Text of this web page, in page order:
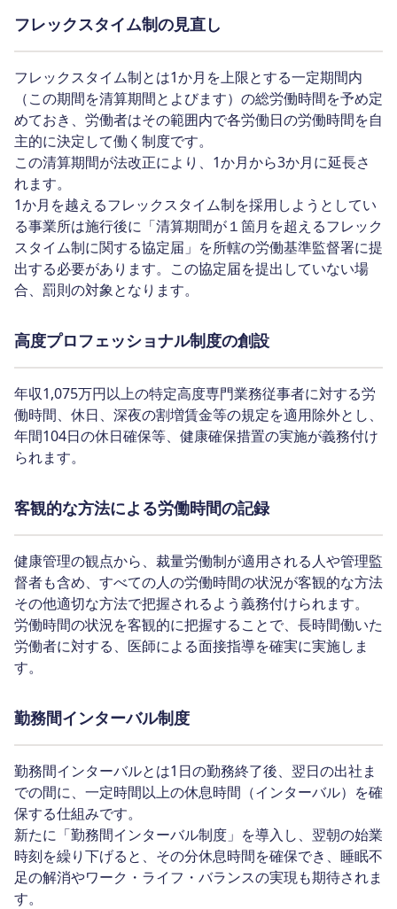
フレックスタイム制の見直し
フレックスタイム制とは1か月を上限とする一定期間内
（この期間を清算期間とよびます）の総労働時間を予め定
めておき、労働者はその範囲内で各労働日の労働時間を自
主的に決定して働く制度です。
この清算期間が法改正により、1か月から3か月に延長さ
れます。
1か月を越えるフレックスタイム制を採用しようとしてい
る事業所は施行後に「清算期間が１箇月を超えるフレック
スタイム制に関する協定届」を所轄の労働基準監督署に提
出する必要があります。この協定届を提出していない場
合、罰則の対象となります。
高度プロフェッショナル制度の創設
年収1,075万円以上の特定高度専門業務従事者に対する労
働時間、休日、深夜の割増賃金等の規定を適用除外とし、
年間104日の休日確保等、健康確保措置の実施が義務付け
られます。
客観的な方法による労働時間の記録
健康管理の観点から、裁量労働制が適用される人や管理監
督者も含め、すべての人の労働時間の状況が客観的な方法
その他適切な方法で把握されるよう義務付けられます。
労働時間の状況を客観的に把握することで、長時間働いた
労働者に対する、医師による面接指導を確実に実施しま
す。
勤務間インターバル制度
勤務間インターバルとは1日の勤務終了後、翌日の出社ま
での間に、一定時間以上の休息時間（インターバル）を確
保する仕組みです。
新たに「勤務間インターバル制度」を導入し、翌朝の始業
時刻を繰り下げると、その分休息時間を確保でき、睡眠不
足の解消やワーク・ライフ・バランスの実現も期待されま
す。